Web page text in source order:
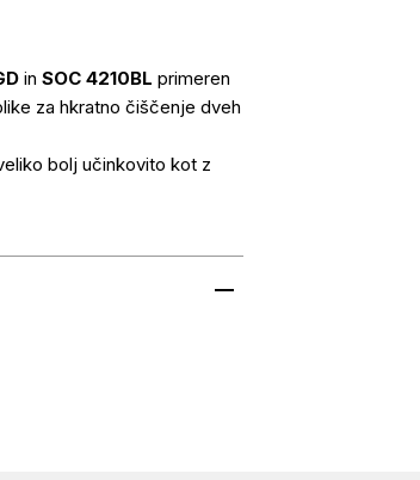
in SOC 4210BL primeren
za hkratno čiščenje dveh
bolj učinkovito kot z